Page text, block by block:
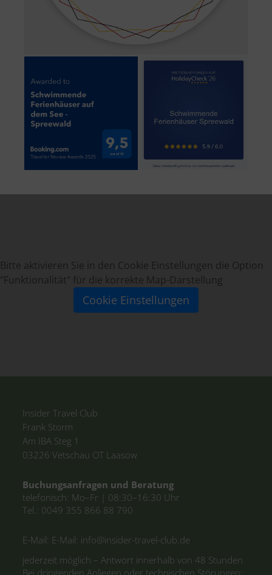
Bitte aktivieren Sie in den Cookie Einstellungen die Option
"Funktionalität" für die korrekte Map-Darstellung
Cookie Einstellungen
Insider Travel Club
Frank Storm
Am IBA Steg 1
03226 Vetschau OT Laasow
Tel.: 0049 355 866 88 790
E-Mail: info@insider-travel-club.de